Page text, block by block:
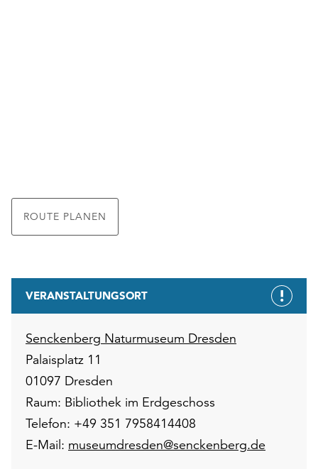
ROUTE PLANEN
VERANSTALTUNGSORT
Senckenberg Naturmuseum Dresden
Palaisplatz 11
01097 Dresden
Raum: Bibliothek im Erdgeschoss
Telefon: +49 351 7958414408
E-Mail: museumdresden@senckenberg.de